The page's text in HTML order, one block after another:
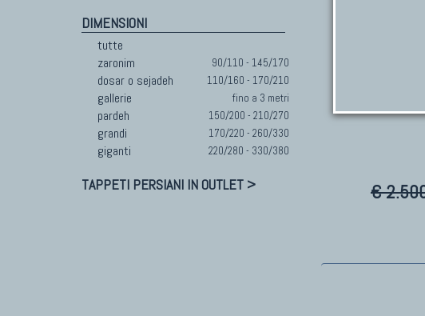
DIMENSIONI
tutte
zaronim
90/110 - 145/170
dosar o sejadeh 110/160 - 170/210
gallerie fino a 3 metri
pardeh 150/200 - 210/270
grandi 170/220 - 260/330
giganti 220/280 - 330/380
TAPPETI PERSIANI IN OUTLET > €